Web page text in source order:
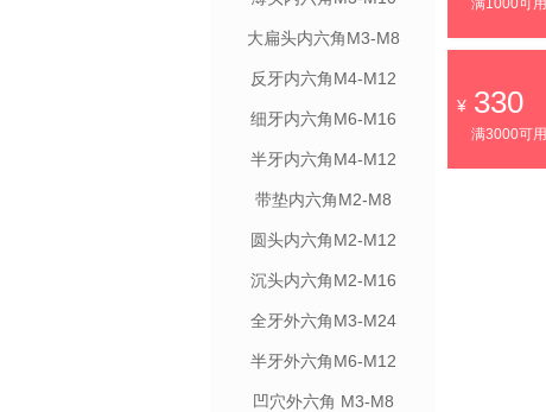
大扁头内六角M3-M8
反牙内六角M4-M12
细牙内六角M6-M16
半牙内六角M4-M12
带垫内六角M2-M8
圆头内六角M2-M12
沉头内六角M2-M16
全牙外六角M3-M24
半牙外六角M6-M12
凹穴外六角 M3-M8
满1000可用
330
满3000可用